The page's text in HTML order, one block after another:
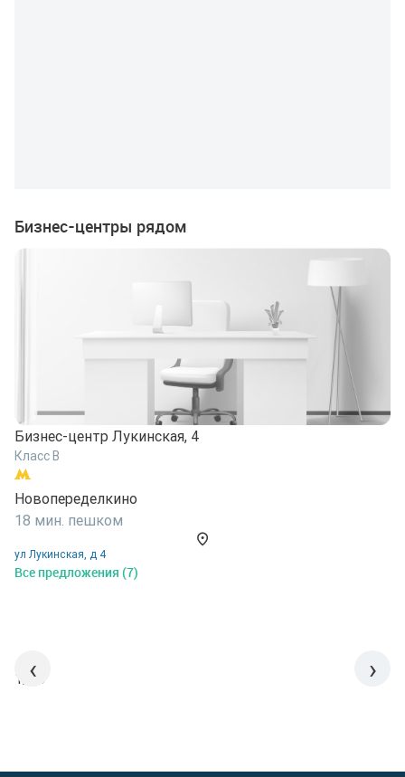
Бизнес-центры рядом
Бизнес-центр Лукинская, 4
Класс B
Новопеределкино
18 мин. пешком
ул Лукинская, д 4
Все предложения (7)
‹ ›
1/15